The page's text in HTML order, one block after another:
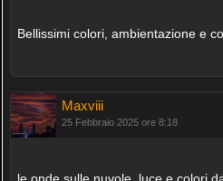
Bellissimi colori, ambientazione e
Maxviii
25 Febbraio 2025 ore 8:18